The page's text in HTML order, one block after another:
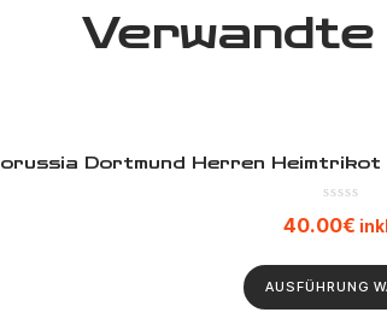
Dortmund Herren
40.00€
AUSFÜHRUNG